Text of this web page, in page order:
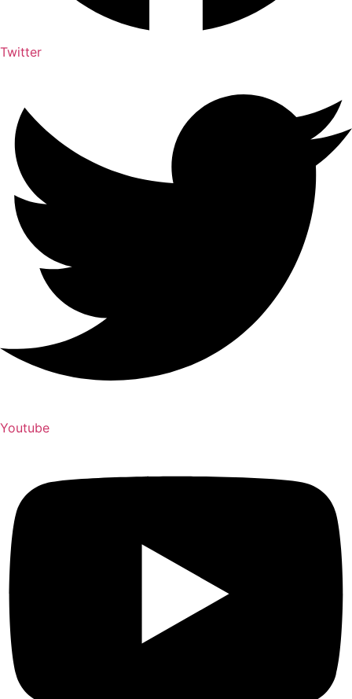
Twitter
Youtube